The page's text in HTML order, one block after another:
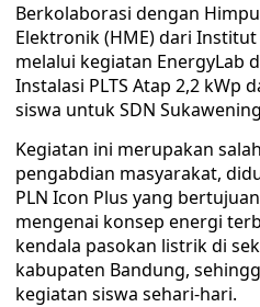
Berkolaborasi dengan
Elektronik (HME) dari
melalui kegiatan EnergyLab
Instalasi PLTS Atap 2,2 kWp
siswa untuk SDN
Kegiatan ini merupakan
pengabdian masyarakat,
PLN Icon Plus yang
mengenai konsep energi
kendala pasokan listrik di
kabupaten Bandung,
kegiatan siswa sehari-hari.